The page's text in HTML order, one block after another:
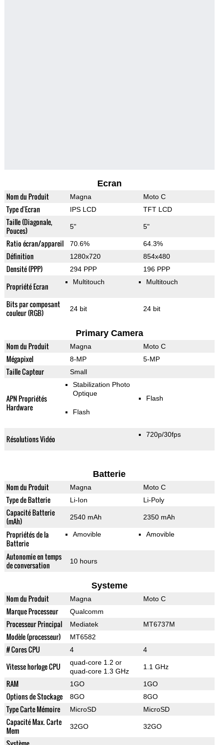
Ecran
Nom du Produit Magna Moto C
Type d'Ecran IPS LCD TFT LCD
Taille (Diagonale,
Pouces)
5" 5"
Ratio écran/appareil 70.6% 64.3%
Définition 1280x720 854x480
Densité (PPP) 294 PPP 196 PPP
Propriété Ecran Multitouch Multitouch
Bits par composant
couleur (RGB)
24 bit 24 bit
Primary Camera
Nom du Produit Magna Moto C
Mégapixel 8-MP 5-MP
Taille Capteur Small
APN Propriétés
Hardware
Stabilization Photo
Optique
Flash
Flash
Résolutions Vidéo 720p/30fps
Batterie
Nom du Produit Magna Moto C
Type de Batterie Li-Ion Li-Poly
Capacité Batterie
(mAh)
2540 mAh 2350 mAh
Propriétés de la
Batterie
Amovible Amovible
Autonomie en temps
de conversation
10 hours
Systeme
Nom du Produit Magna Moto C
Marque Processeur Qualcomm
Processeur Principal Mediatek MT6737M
Modèle (processeur) MT6582
# Cores CPU 4 4
Vitesse horloge CPU
quad-core 1.2 or
quad-core 1.3 GHz
1.1 GHz
RAM 1GO 1GO
Options de Stockage 8GO 8GO
Type Carte Mémoire MicroSD MicroSD
Capacité Max. Carte
Mem
32GO 32GO